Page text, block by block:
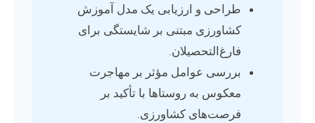
طراحی و ارزیابی یک مدل آموزش
کشاورزی مبتنی بر شایستگی برای
فارغ‌التحصیلان.
بررسی عوامل مؤثر بر مهاجرت
معکوس به روستاها با تأکید بر
فرصت‌های کشاورزی.